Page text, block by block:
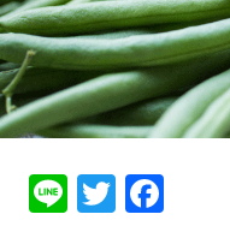
LineTwitter